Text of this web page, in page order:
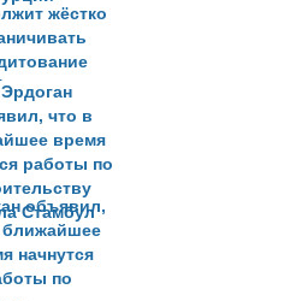
жёстко
объявил,
ближайшее
начнутся
по